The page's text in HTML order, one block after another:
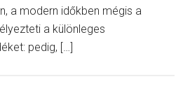
a modern időkben mégis a
a különleges
pedig, […]